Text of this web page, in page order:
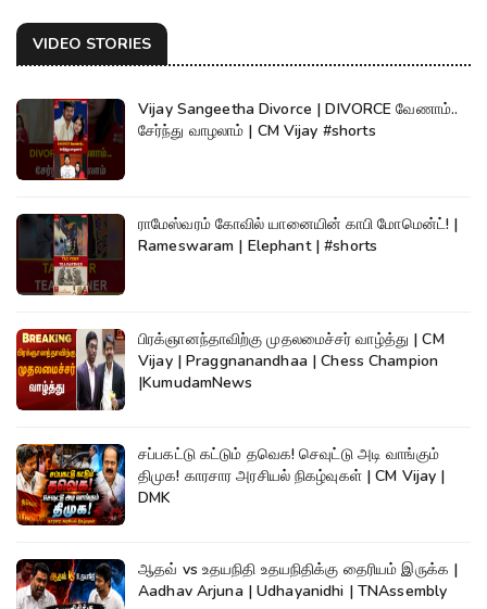
VIDEO STORIES
Vijay Sangeetha Divorce | DIVORCE வேணாம்..
சேர்ந்து வாழலாம் | CM Vijay #shorts
ராமேஸ்வரம் கோவில் யானையின் காபி மோமென்ட்! |
Rameswaram | Elephant | #shorts
பிரக்ஞானந்தாவிற்கு முதலமைச்சர் வாழ்த்து | CM
Vijay | Praggnanandhaa | Chess Champion
|KumudamNews
சப்பகட்டு கட்டும் தவெக! செவுட்டு அடி வாங்கும்
திமுக! காரசார அரசியல் நிகழ்வுகள் | CM Vijay |
DMK
ஆதவ் vs உதயநிதி உதயநிதிக்கு தைரியம் இருக்க |
Aadhav Arjuna | Udhayanidhi | TNAssembly